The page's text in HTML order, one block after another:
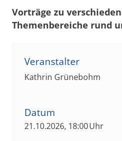
Vorträge zu
Themenbereiche rund
Veranstalter
Kathrin Grünebohm
Datum
21.10.2026, 18:00 Uhr